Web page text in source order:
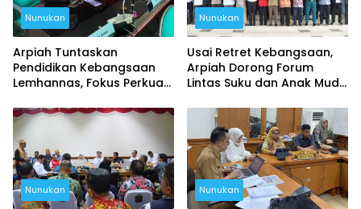
Nunukan
Arpiah Tuntaskan
Pendidikan Kebangsaan
Lemhannas, Fokus Perkuat
Nunukan
Usai Retret Kebangsaan,
Arpiah Dorong Forum
Lintas Suku dan Anak Muda
Ideologi
Nunukan Nunukan